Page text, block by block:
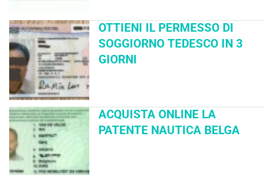
OTTIENI IL PERMESSO DI
SOGGIORNO TEDESCO IN 3
GIORNI
ACQUISTA ONLINE LA
PATENTE NAUTICA BELGA